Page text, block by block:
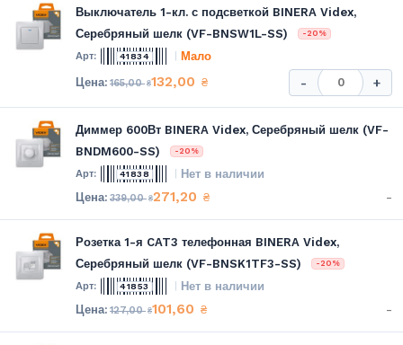
Выключатель 1-кл. с подсветкой BINERA Videx,
Серебряный шелк (VF-BNSW1L-SS)
-20%
41834 Мало
165,00₴132,00 ₴ - +
Диммер 600Вт BINERA Videx, Серебряный шелк (VF-
BNDM600-SS)
-20%
41838 Нет в наличии
339,00₴271,20 ₴ -
Розетка 1-я CAT3 телефонная BINERA Videx,
Серебряный шелк (VF-BNSK1TF3-SS)
-20%
41853 Нет в наличии
127,00₴101,60 ₴ -